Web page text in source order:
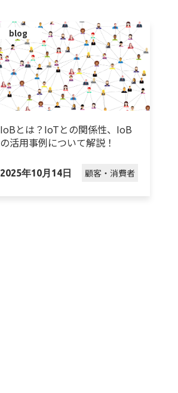
blog
IoBとは？IoTとの関係性、IoB
の活用事例について解説！
2025年10月14日 顧客・消費者